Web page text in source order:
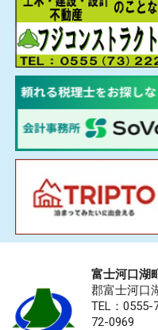
富士河口湖
郡富士河口
TEL：0555-
72-0969